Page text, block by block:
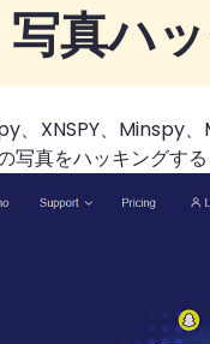
真ハ
、XNSPY、Minspy
真をハッキングする